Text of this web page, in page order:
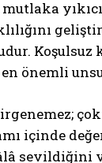
önemli
içinde
sevildiğini